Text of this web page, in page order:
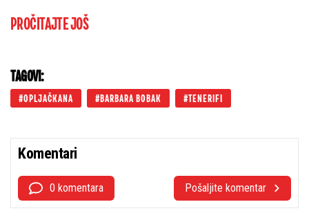
PROČITAJTE JOŠ
TAGOVI:
OPLJAČKANA BARBARA BOBAK TENERIFI
Komentari
0 komentara Pošaljite komentar